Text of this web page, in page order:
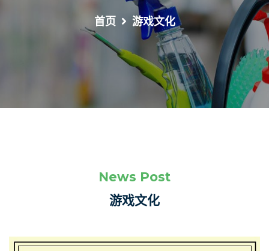
首页 游戏文化
News Post
游戏文化